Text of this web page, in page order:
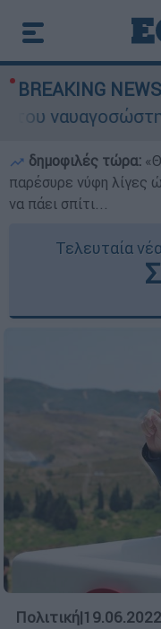
BREAKING
δημοφιλές τώρα:
παρέσυρε νύφη λίγες
να πάει σπίτι...
Τελευταία
Πολιτική|